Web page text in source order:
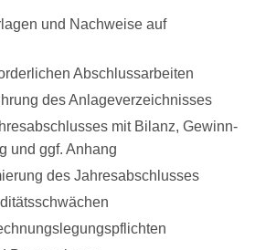
und Nachweise auf
Abschlussarbeiten
des Anlageverzeichnisses
mit Bilanz, Gewinn-
und ggf. Anhang
des Jahresabschlusses